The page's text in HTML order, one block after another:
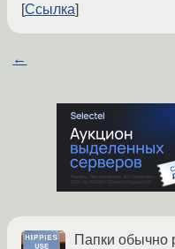
Ссылка
←
Папки обычно